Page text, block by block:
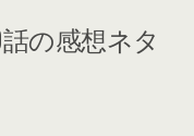
の感想ネタ